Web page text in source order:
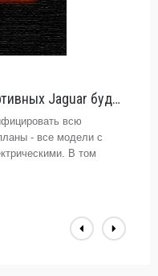
Следующее поколение спортивных Jaguar будет электрическим - Top Gear -
всю
- все модели с
В том
F-TypeХотя последние